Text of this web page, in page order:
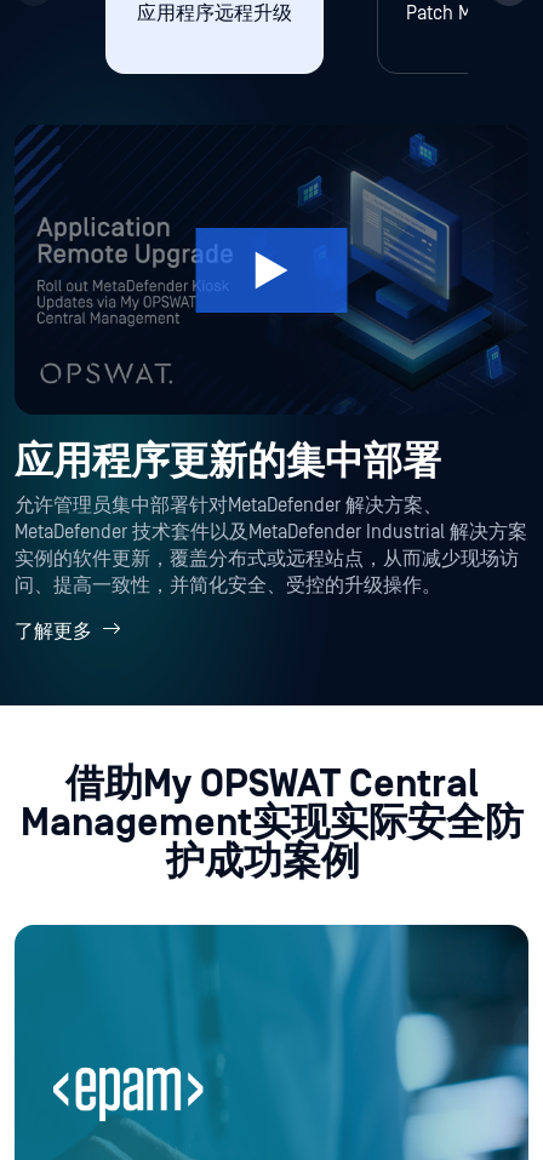
应用程序远程升级 Patch
应用程序更新的集中部署
允许管理员集中部署针对MetaDefender 解决方案、
MetaDefender 技术套件以及MetaDefender Industrial 解决方案
实例的软件更新，覆盖分布式或远程站点，从而减少现场访
问、提高一致性，并简化安全、受控的升级操作。
了解更多
借助My OPSWAT Central
Management实现实际安全防
护成功案例